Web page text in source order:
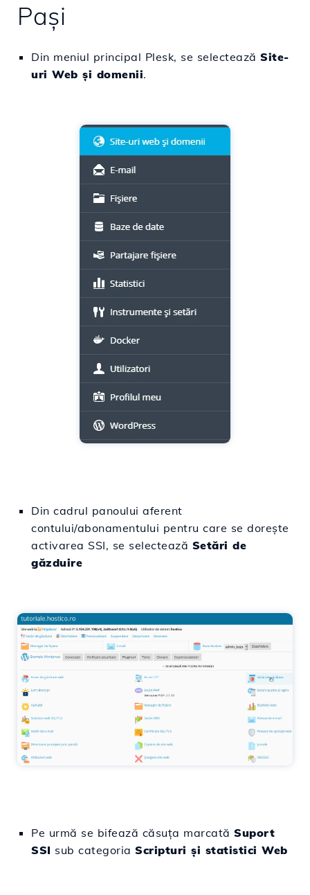
Pași
Din meniul principal Plesk, se selectează Site-
uri Web și domenii.
Din cadrul panoului aferent
contului/abonamentului pentru care se dorește
activarea SSI, se selectează Setări de
găzduire
Pe urmă se bifează căsuța marcată Suport
SSI sub categoria Scripturi și statistici Web